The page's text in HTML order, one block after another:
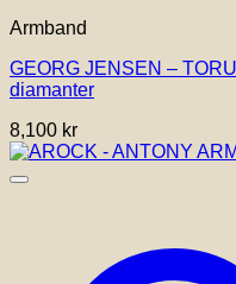
produkten
flera
varianter.
olika
alternativen
kan
Armband
GEORG JENSEN –
diamanter
8,100 kr